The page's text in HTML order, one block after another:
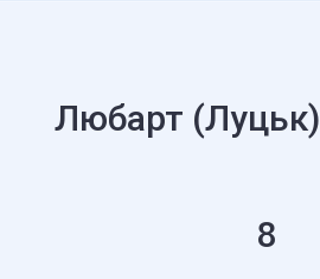
Любарт (Луцьк)
8